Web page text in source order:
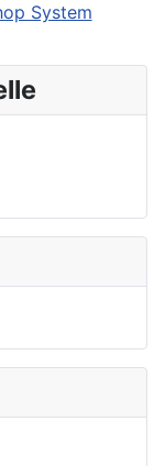
System